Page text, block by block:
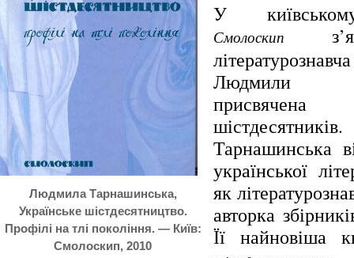
Людмила Тарнашинська,
Українське шістдесятництво.
Профілі на тлі покоління. — Київ:
Смолоскип, 2010
У
Смолоскип
Людмили
Тарнашинська
української
як
авторка
Її найновіша